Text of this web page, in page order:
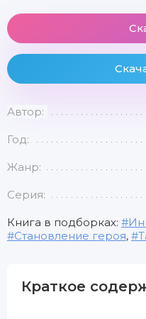
Автор:
Год:
Жанр:
Серия:
Книга в подборках:
Становление героя,
Краткое